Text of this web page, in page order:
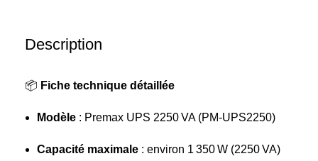
Description
📦 Fiche technique détaillée
Modèle : Premax UPS 2250 VA (PM‑UPS2250)
Capacité maximale : environ 1 350 W (2250 VA)